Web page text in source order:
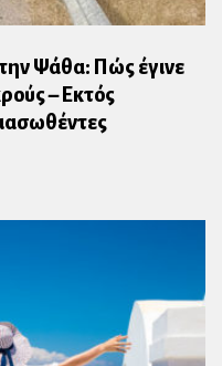
Ψάθα: Πώς έγινε
– Εκτός